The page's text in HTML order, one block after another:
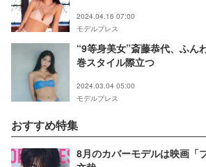
2024.04.16 07:00
モデルプレス
“9等身美女”斎藤恭代、ふん
巻スタイル際立つ
2024.03.04 05:00
モデルプレス
おすすめ特集
8月のカバーモデルは映画「